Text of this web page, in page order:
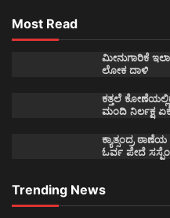
Most Read
ಮೀನುಗಾರಿಕೆ
ಲೋಕ ದಾಳಿ
ಕತ್ತಲೆ
ಮಂದಿ ನಿರ್ಲಕ್ಷ
ಕ್ಯಾತ್ಸಂದ್ರ
ಓರ್ವ ಪೇದೆ
Trending News